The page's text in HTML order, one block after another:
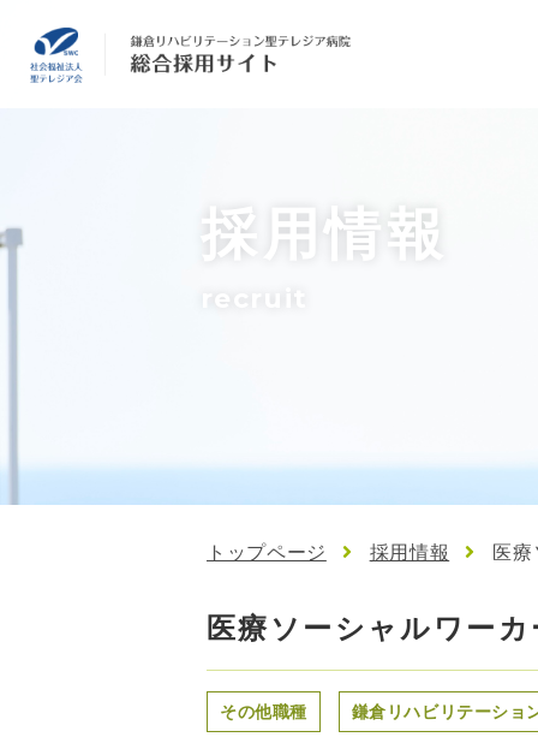
採用情報
recruit
トップページ 採用情報 医
医療ソーシャルワーカ
その他職種 鎌倉リハビリテーショ